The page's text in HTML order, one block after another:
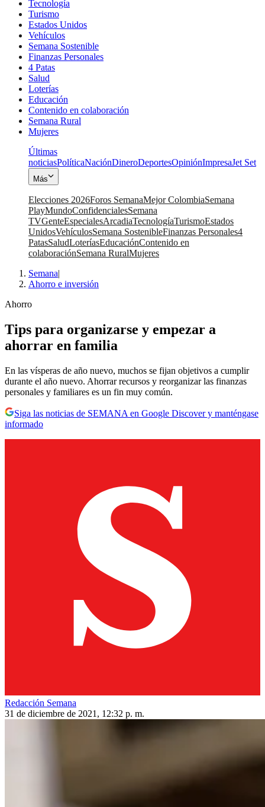
Tecnología
Turismo
Estados Unidos
Vehículos
Semana Sostenible
Finanzas Personales
4 Patas
Salud
Loterías
Educación
Contenido en colaboración
Semana Rural
Mujeres
Últimas
noticiasPolíticaNaciónDineroDeportesOpiniónImpresaJet Set
Más
Elecciones 2026Foros SemanaMejor ColombiaSemana
PlayMundoConfidencialesSemana
TVGenteEspecialesArcadiaTecnologíaTurismoEstados
UnidosVehículosSemana SostenibleFinanzas Personales4
PatasSaludLoteríasEducaciónContenido en
colaboraciónSemana RuralMujeres
Semana|
Ahorro e inversión
Ahorro
Tips para organizarse y empezar a
ahorrar en familia
En las vísperas de año nuevo, muchos se fijan objetivos a cumplir
durante el año nuevo. Ahorrar recursos y reorganizar las finanzas
personales y familiares es un fin muy común.
Siga las noticias de SEMANA en Google Discover y manténgase
informado
Redacción Semana
31 de diciembre de 2021, 12:32 p. m.